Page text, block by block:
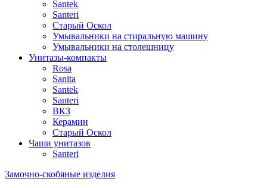
Santek
Santeri
Старый Оскол
Умывальники на стиральную машину
Умывальники на столешницу
Унитазы-компакты
Rosa
Sanita
Santek
Santeri
ВКЗ
Керамин
Старый Оскол
Чаши унитазов
Santeri
Замочно-скобяные изделия